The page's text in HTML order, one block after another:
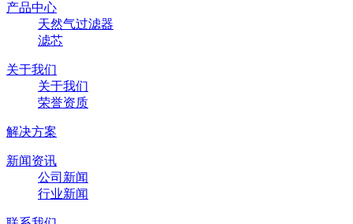
产品中心
天然气过滤器
滤芯
关于我们
关于我们
荣誉资质
解决方案
新闻资讯
公司新闻
行业新闻